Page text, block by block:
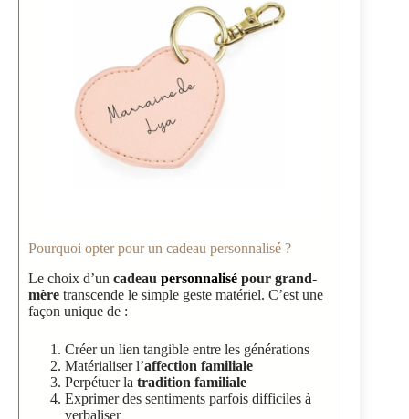
Pourquoi opter pour un cadeau personnalisé ?
Le choix d’un cadeau personnalisé pour grand-
mère transcende le simple geste matériel. C’est une
façon unique de :
Créer un lien tangible entre les générations
Matérialiser l’affection familiale
Perpétuer la tradition familiale
Exprimer des sentiments parfois difficiles à
verbaliser